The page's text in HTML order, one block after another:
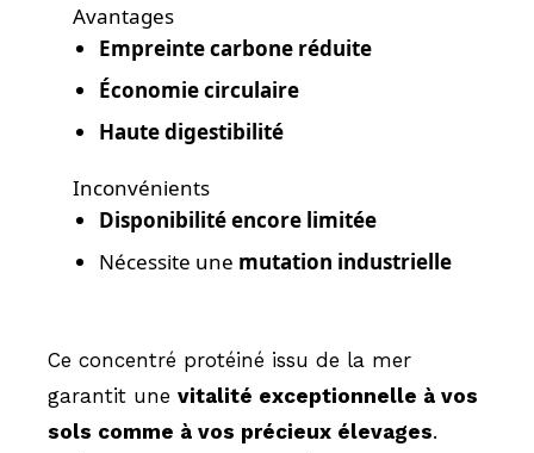
Avantages
Empreinte carbone réduite
Économie circulaire
Haute digestibilité
Inconvénients
Disponibilité encore limitée
Nécessite une mutation industrielle
Ce concentré protéiné issu de la mer
garantit une vitalité exceptionnelle à vos
sols comme à vos précieux élevages.